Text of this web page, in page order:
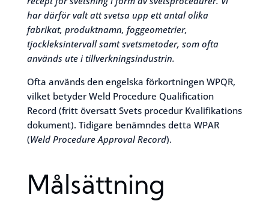
har därför valt att svetsa upp ett antal olika
fabrikat, produktnamn, foggeometrier,
tjockleksintervall samt svetsmetoder, som ofta
används ute i tillverkningsindustrin.
Ofta används den engelska förkortningen WPQR,
vilket betyder Weld Procedure Qualification
Record (fritt översatt Svets procedur Kvalifikations
dokument). Tidigare benämndes detta WPAR
(Weld Procedure Approval Record).
Målsättning